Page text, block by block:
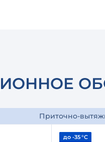
Приточно-
до -35 °С